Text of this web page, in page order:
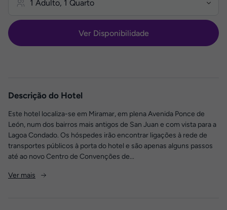
Ver Disponibilidade
Descrição do Hotel
Este hotel localiza-se em Miramar, em plena Avenida Ponce de
León, num dos bairros mais antigos de San Juan e com vista para a
Lagoa Condado. Os hóspedes irão encontrar ligações à rede de
transportes públicos à porta do hotel e são apenas alguns passos
até ao novo Centro de Convenções de...
Ver mais